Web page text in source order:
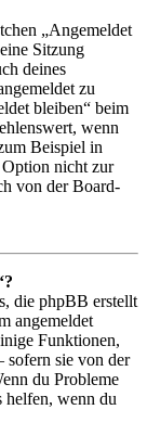
„Angemeldet
Sitzung
deines
zu
bleiben“ beim
wenn
Beispiel in
Option nicht zur
von der Board-
die phpBB erstellt
angemeldet
Funktionen,
sofern sie von der
du Probleme
helfen, wenn du